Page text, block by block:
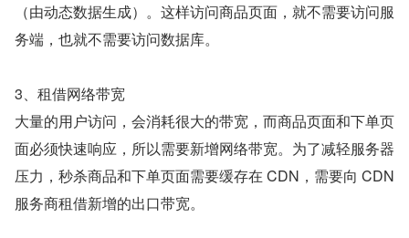
（由动态数据生成）。这样访问商品页面，就不需要访问服
务端，也就不需要访问数据库。
3、租借网络带宽
大量的用户访问，会消耗很大的带宽，而商品页面和下单页
面必须快速响应，所以需要新增网络带宽。为了减轻服务器
压力，秒杀商品和下单页面需要缓存在 CDN，需要向 CDN
服务商租借新增的出口带宽。